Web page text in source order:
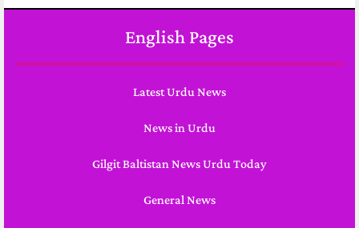
English Pages
Latest Urdu News
News in Urdu
Gilgit Baltistan News Urdu Today
General News